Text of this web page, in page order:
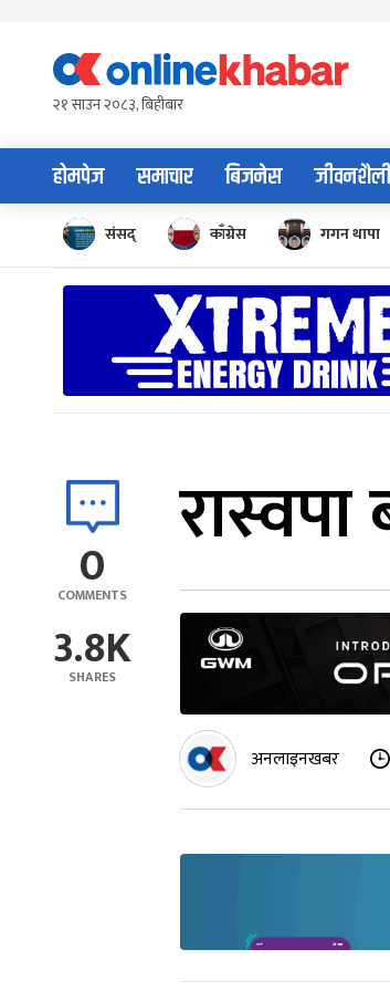
content२१ साउन २०८३, बिहीबार
होमपेज समाचार बिजनेस जीवनशैली
संसद् काँग्रेस गगन थापा
0
COMMENTS
3.8K
SHARES
अनलाइनखबर